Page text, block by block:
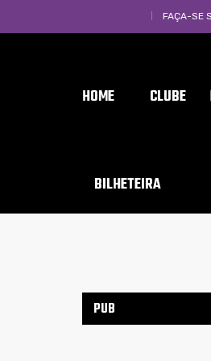
FAÇA-SE
HOME CLUBE
BILHETEIRA
PUB